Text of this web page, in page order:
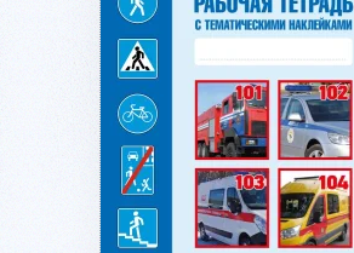
Подробнее...